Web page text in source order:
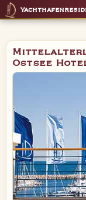
Ostsee